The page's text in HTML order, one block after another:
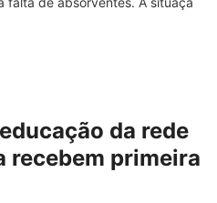
da rede
recebem primeira